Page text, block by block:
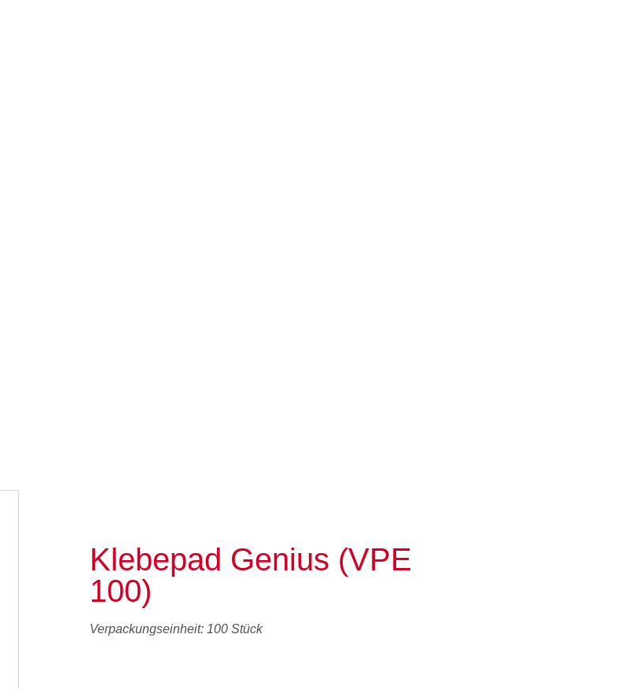
Klebepad Genius (VPE
100)
Verpackungseinheit: 100 Stück